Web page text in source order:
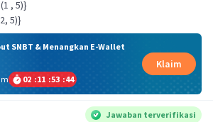
, 5)}
5)}
SNBT & Menangkan E-Wallet
02 :11 :53 :44
Klaim
Jawaban terverifikasi